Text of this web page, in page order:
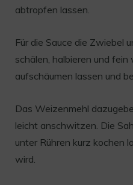
abtropfen lassen.
Für die Sauce die Zwiebel
schälen, halbieren und
aufschäumen lassen und
Das Weizenmehl
leicht anschwitzen. Die
unter Rühren kurz kochen
wird.